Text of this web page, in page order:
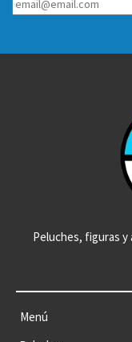
Peluches, figuras y
Menú